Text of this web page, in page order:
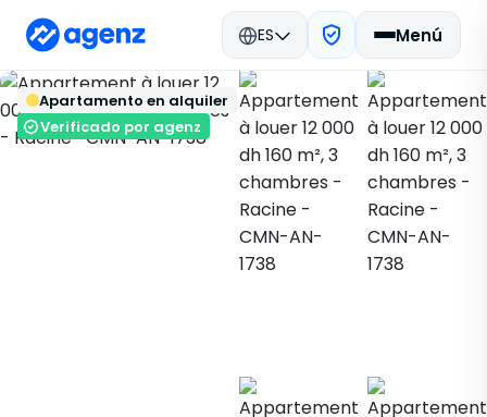
ES Menú
Volver
Bienes raíces en Marruecos
Alquilar Casablanca
Apartamento Racine
CMN-AN-1738
Guardar
Apartamento en alquiler
Verificado por agenz